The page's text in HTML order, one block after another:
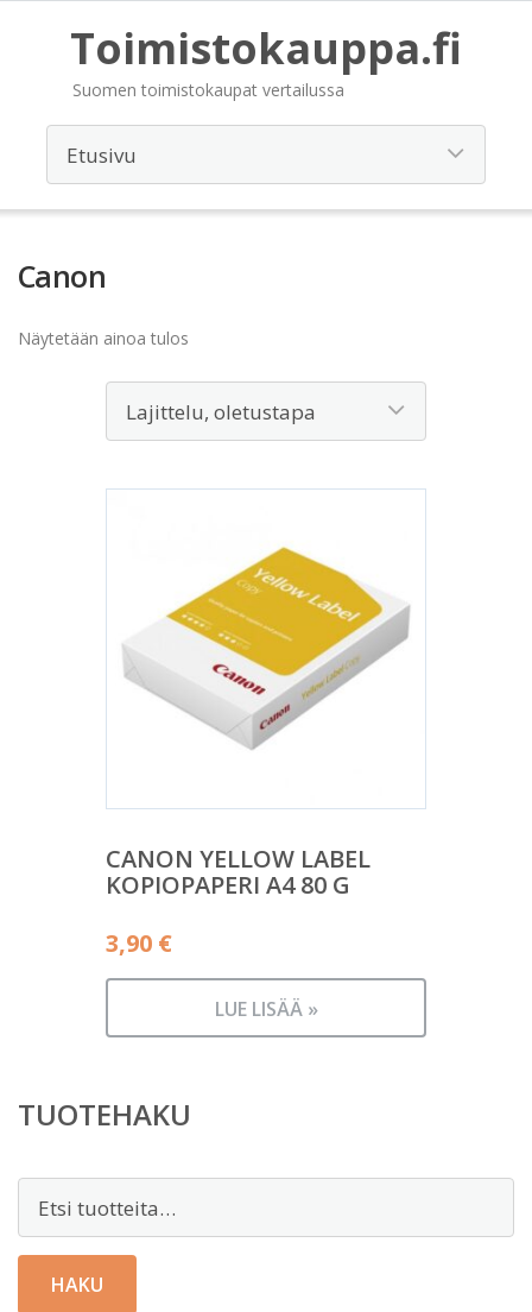
Toimistokauppa.fi
Suomen toimistokaupat vertailussa
Canon
Näytetään ainoa tulos
CANON YELLOW LABEL
KOPIOPAPERI A4 80 G
3,90 €
LUE LISÄÄ »
TUOTEHAKU
HAKU